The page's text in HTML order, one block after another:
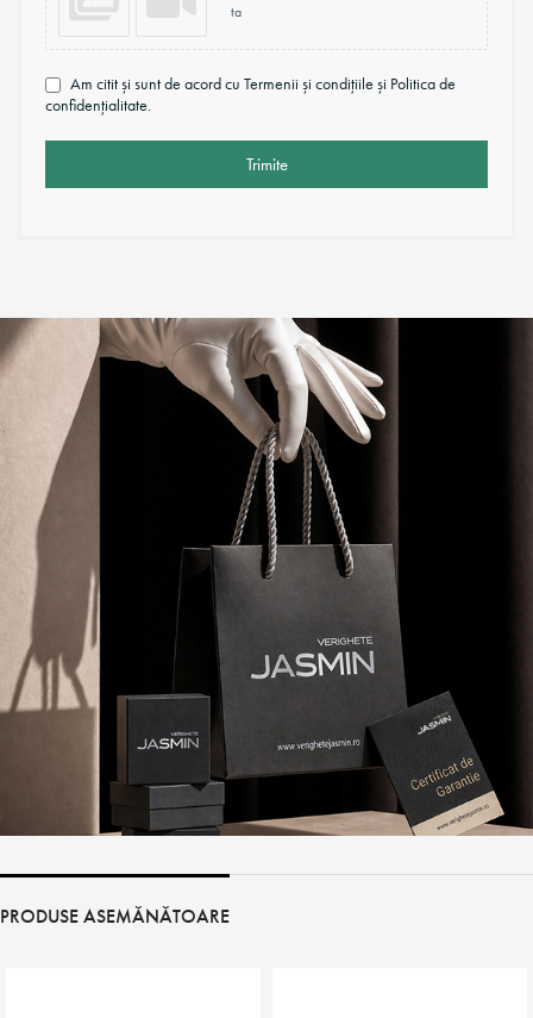
ta
Am citit și sunt de acord cu Termenii și condițiile și Politica de
confidențialitate.
Trimite
PRODUSE ASEMĂNĂTOARE